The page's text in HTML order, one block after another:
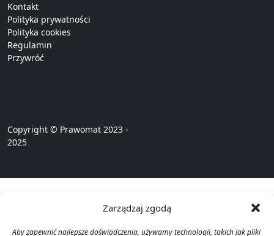
Zarządzaj zgodą
Aby zapewnić najlepsze doświadczenia, używamy technologii, takich jak pliki
Kontakt
Polityka prywatności
Polityka cookies
Regulamin
Przywróć
Copyright © Prawomat 2023 -
2025